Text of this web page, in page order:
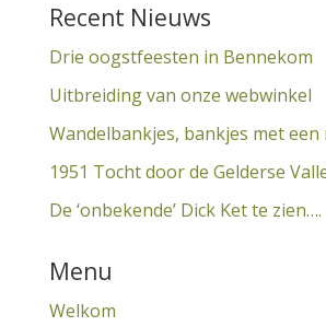
Recent Nieuws
Drie oogstfeesten in Bennekom
Uitbreiding van onze webwinkel
Wandelbankjes, bankjes met een
1951 Tocht door de Gelderse
De ‘onbekende’ Dick Ket te zien….
Menu
Welkom